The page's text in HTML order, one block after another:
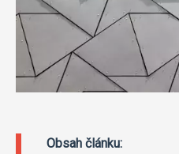
Obsah článku: